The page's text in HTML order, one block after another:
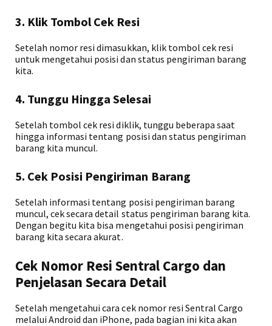
3. Klik Tombol Cek Resi
Setelah nomor resi dimasukkan, klik tombol cek resi
untuk mengetahui posisi dan status pengiriman barang
kita.
4. Tunggu Hingga Selesai
Setelah tombol cek resi diklik, tunggu beberapa saat
hingga informasi tentang posisi dan status pengiriman
barang kita muncul.
5. Cek Posisi Pengiriman Barang
Setelah informasi tentang posisi pengiriman barang
muncul, cek secara detail status pengiriman barang kita.
Dengan begitu kita bisa mengetahui posisi pengiriman
barang kita secara akurat.
Cek Nomor Resi Sentral Cargo dan
Penjelasan Secara Detail
Setelah mengetahui cara cek nomor resi Sentral Cargo
melalui Android dan iPhone, pada bagian ini kita akan